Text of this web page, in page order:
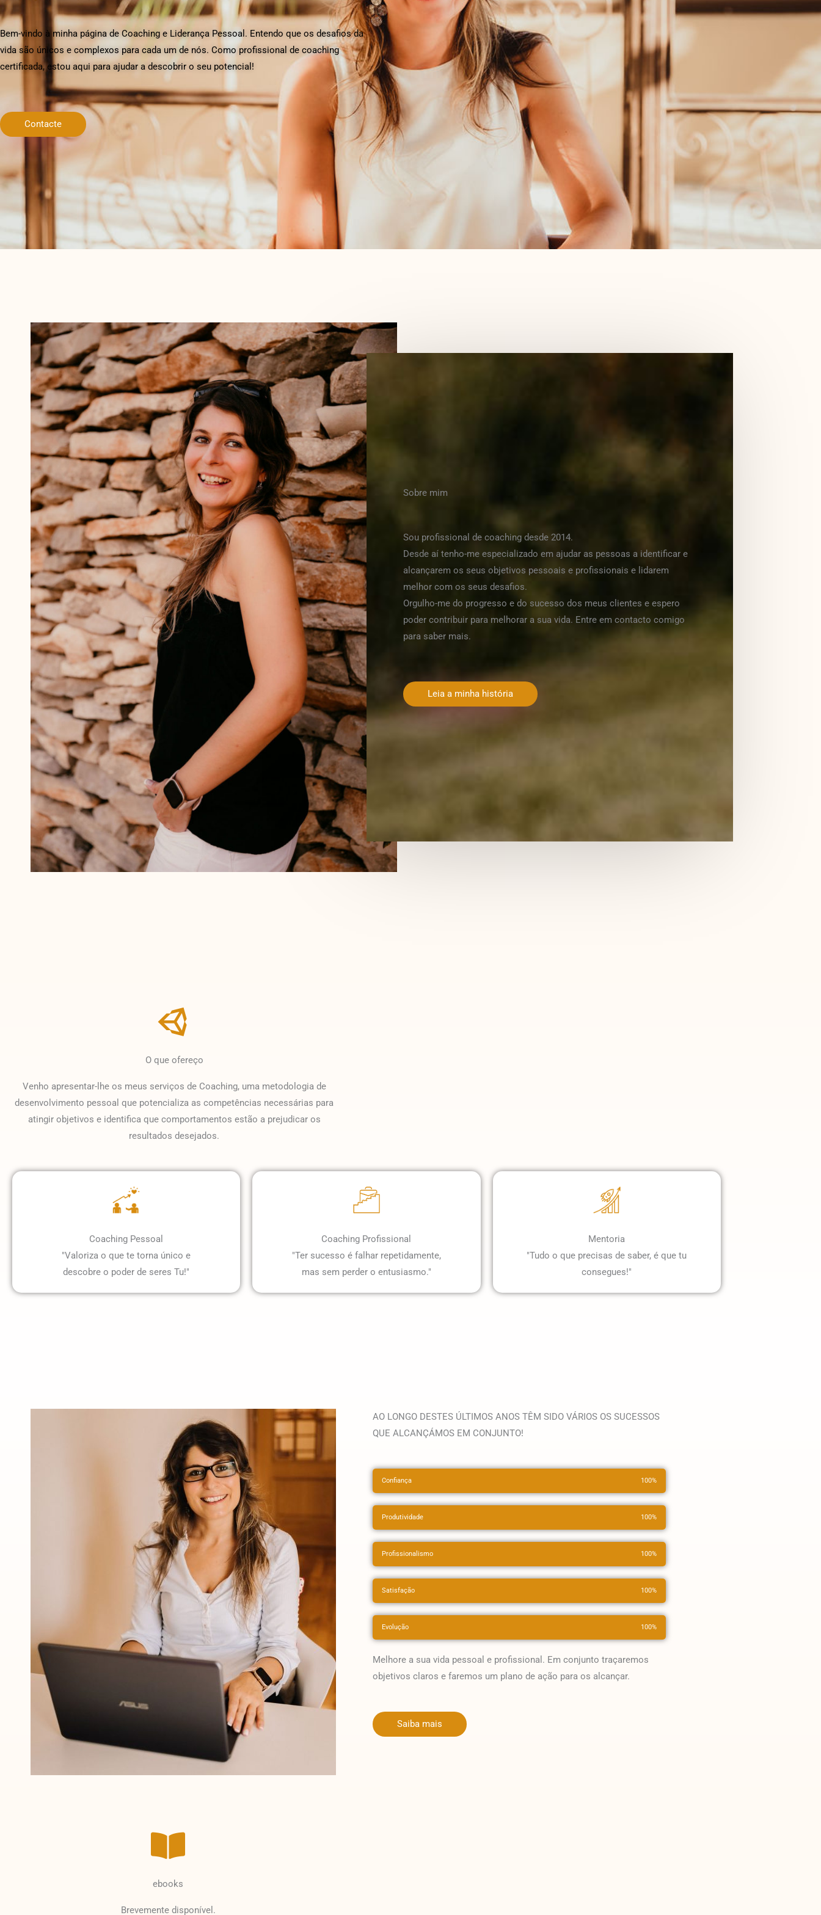
Bem-vindo à minha página de Coaching e Liderança Pessoal. Entendo que os desafios da
vida são únicos e complexos para cada um de nós. Como profissional de coaching
certificada, estou aqui para ajudar a descobrir o seu potencial!
Contacte
Sobre mim
Sou profissional de coaching desde 2014.
Desde aí tenho-me especializado em ajudar as pessoas a identificar e
alcançarem os seus objetivos pessoais e profissionais e lidarem
melhor com os seus desafios.
Orgulho-me do progresso e do sucesso dos meus clientes e espero
poder contribuir para melhorar a sua vida. Entre em contacto comigo
para saber mais.
Leia a minha história
O que ofereço
Venho apresentar-lhe os meus serviços de Coaching, uma metodologia de
desenvolvimento pessoal que potencializa as competências necessárias para
atingir objetivos e identifica que comportamentos estão a prejudicar os
resultados desejados.
Coaching Pessoal
"Valoriza o que te torna único e
descobre o poder de seres Tu!"
Coaching Profissional
"Ter sucesso é falhar repetidamente,
mas sem perder o entusiasmo."
Mentoria
"Tudo o que precisas de saber, é que tu
consegues!"
AO LONGO DESTES ÚLTIMOS ANOS TÊM SIDO VÁRIOS OS SUCESSOS
QUE ALCANÇÁMOS EM CONJUNTO!
Confiança 100%
Produtividade 100%
Profissionalismo 100%
Satisfação 100%
Evolução 100%
Melhore a sua vida pessoal e profissional. Em conjunto traçaremos
objetivos claros e faremos um plano de ação para os alcançar.
Saiba mais
ebooks
Brevemente disponível.